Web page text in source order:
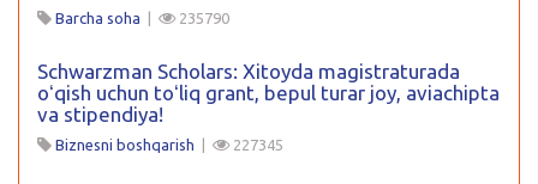
Barcha soha | 235790
Schwarzman Scholars: Xitoyda magistraturada
oʻqish uchun toʻliq grant, bepul turar joy, aviachipta
va stipendiya!
Biznesni boshqarish | 227345